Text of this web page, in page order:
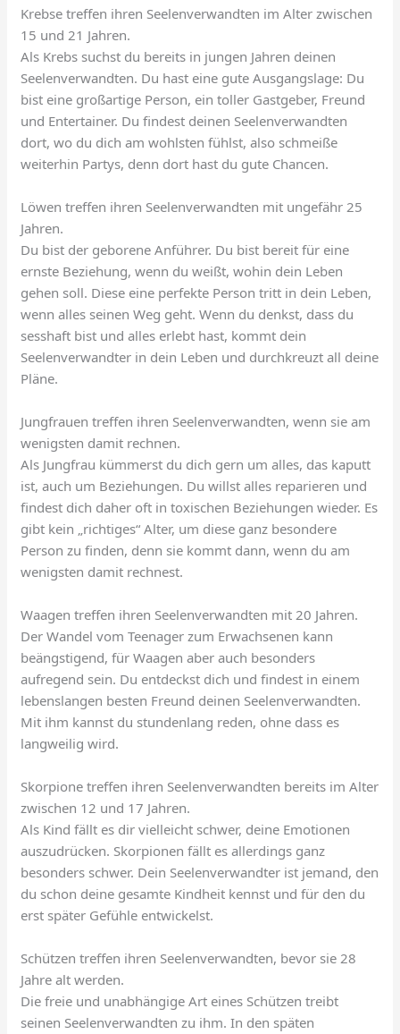
Krebse treffen ihren Seelenverwandten im Alter zwischen
15 und 21 Jahren.
Als Krebs suchst du bereits in jungen Jahren deinen
Seelenverwandten. Du hast eine gute Ausgangslage: Du
bist eine großartige Person, ein toller Gastgeber, Freund
und Entertainer. Du findest deinen Seelenverwandten
dort, wo du dich am wohlsten fühlst, also schmeiße
weiterhin Partys, denn dort hast du gute Chancen.
Löwen treffen ihren Seelenverwandten mit ungefähr 25
Jahren.
Du bist der geborene Anführer. Du bist bereit für eine
ernste Beziehung, wenn du weißt, wohin dein Leben
gehen soll. Diese eine perfekte Person tritt in dein Leben,
wenn alles seinen Weg geht. Wenn du denkst, dass du
sesshaft bist und alles erlebt hast, kommt dein
Seelenverwandter in dein Leben und durchkreuzt all deine
Pläne.
Jungfrauen treffen ihren Seelenverwandten, wenn sie am
wenigsten damit rechnen.
Als Jungfrau kümmerst du dich gern um alles, das kaputt
ist, auch um Beziehungen. Du willst alles reparieren und
findest dich daher oft in toxischen Beziehungen wieder. Es
gibt kein „richtiges“ Alter, um diese ganz besondere
Person zu finden, denn sie kommt dann, wenn du am
wenigsten damit rechnest.
Waagen treffen ihren Seelenverwandten mit 20 Jahren.
Der Wandel vom Teenager zum Erwachsenen kann
beängstigend, für Waagen aber auch besonders
aufregend sein. Du entdeckst dich und findest in einem
lebenslangen besten Freund deinen Seelenverwandten.
Mit ihm kannst du stundenlang reden, ohne dass es
langweilig wird.
Skorpione treffen ihren Seelenverwandten bereits im Alter
zwischen 12 und 17 Jahren.
Als Kind fällt es dir vielleicht schwer, deine Emotionen
auszudrücken. Skorpionen fällt es allerdings ganz
besonders schwer. Dein Seelenverwandter ist jemand, den
du schon deine gesamte Kindheit kennst und für den du
erst später Gefühle entwickelst.
Schützen treffen ihren Seelenverwandten, bevor sie 28
Jahre alt werden.
Die freie und unabhängige Art eines Schützen treibt
seinen Seelenverwandten zu ihm. In den späten